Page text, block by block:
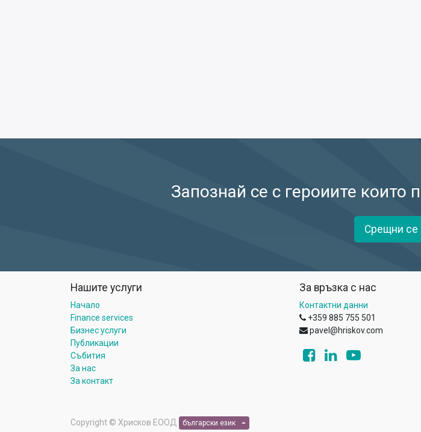
Запознай се с героиите които
Срещни се
Нашите услуги
Начало
Finance services
Бизнес услуги
Публикации
Събития
За нас
За контакт
За връзка с нас
Контактни данни
+359 885 755 501
pavel@hriskov.com
Copyright © Хрисков ЕООД български език